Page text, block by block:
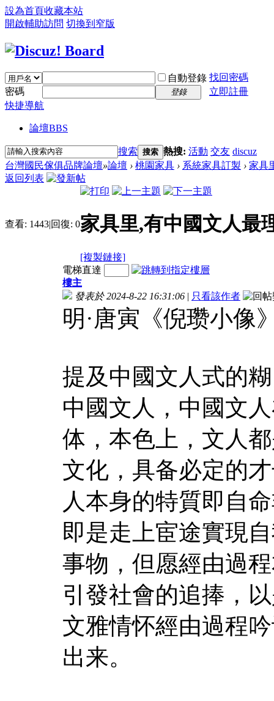
設為首頁收藏本站
開啟輔助訪問 切換到窄版
自動登錄 找回密碼
密碼
登錄
立即註冊
快捷導航
論壇BBS
搜索 搜索 熱搜: 活動 交友 discuz
台灣國民傢俱品牌論壇»論壇 › 桃園家具 › 系統家具訂製 › 家具
返回列表
查看: 1443|回復: 0家具里,有中國文人最
[複製鏈接]
電梯直達
樓主
發表於 2024-8-22 16:31:06 | 只看該作者
明·唐寅《倪瓒小像
提及中國文人式的
中國文人，中國文
体，本色上，文人
文化，具备必定的
人本身的特質即自
即是走上宦途實現
事物，但愿經由過
引發社會的追捧，
文雅情怀經由過程
出来。